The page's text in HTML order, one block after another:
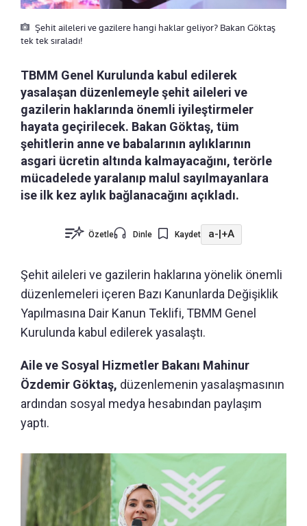
Şehit aileleri ve gazilere hangi haklar geliyor? Bakan Göktaş
tek tek sıraladı!
TBMM Genel Kurulunda kabul edilerek
yasalaşan düzenlemeyle şehit aileleri ve
gazilerin haklarında önemli iyileştirmeler
hayata geçirilecek. Bakan Göktaş, tüm
şehitlerin anne ve babalarının aylıklarının
asgari ücretin altında kalmayacağını, terörle
mücadelede yaralanıp malul sayılmayanlara
ise ilk kez aylık bağlanacağını açıkladı.
Özetle Dinle Kaydet a-|+A
Şehit aileleri ve gazilerin haklarına yönelik önemli
düzenlemeleri içeren Bazı Kanunlarda Değişiklik
Yapılmasına Dair Kanun Teklifi, TBMM Genel
Kurulunda kabul edilerek yasalaştı.
Aile ve Sosyal Hizmetler Bakanı Mahinur
Özdemir Göktaş, düzenlemenin yasalaşmasının
ardından sosyal medya hesabından paylaşım
yaptı.